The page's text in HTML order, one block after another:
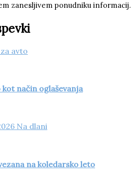
zanesljivem ponudniku informacij.
kot način oglaševanja
na koledarsko leto